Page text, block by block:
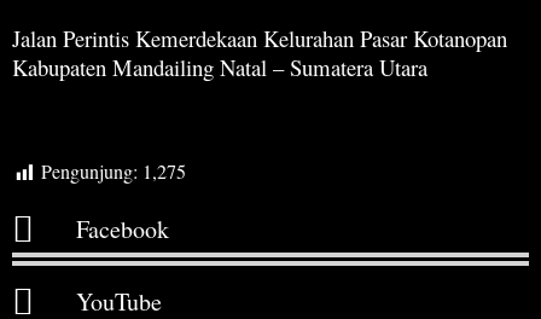
Jalan Perintis Kemerdekaan Kelurahan Pasar Kotanopan
Kabupaten Mandailing Natal – Sumatera Utara
Pengunjung: 1,275
Facebook
YouTube